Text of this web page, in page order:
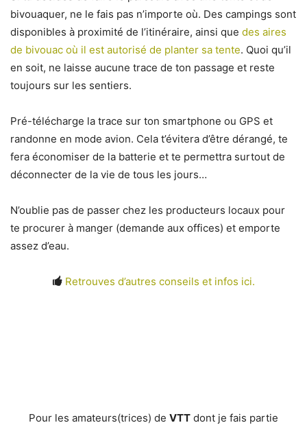
bivouaquer, ne le fais pas n’importe où. Des campings sont
disponibles à proximité de l’itinéraire, ainsi que des aires
de bivouac où il est autorisé de planter sa tente. Quoi qu’il
en soit, ne laisse aucune trace de ton passage et reste
toujours sur les sentiers.
Pré-télécharge la trace sur ton smartphone ou GPS et
randonne en mode avion. Cela t’évitera d’être dérangé, te
fera économiser de la batterie et te permettra surtout de
déconnecter de la vie de tous les jours…
N’oublie pas de passer chez les producteurs locaux pour
te procurer à manger (demande aux offices) et emporte
assez d’eau.
Retrouves d’autres conseils et infos ici.
Pour les amateurs(trices) de VTT dont je fais partie